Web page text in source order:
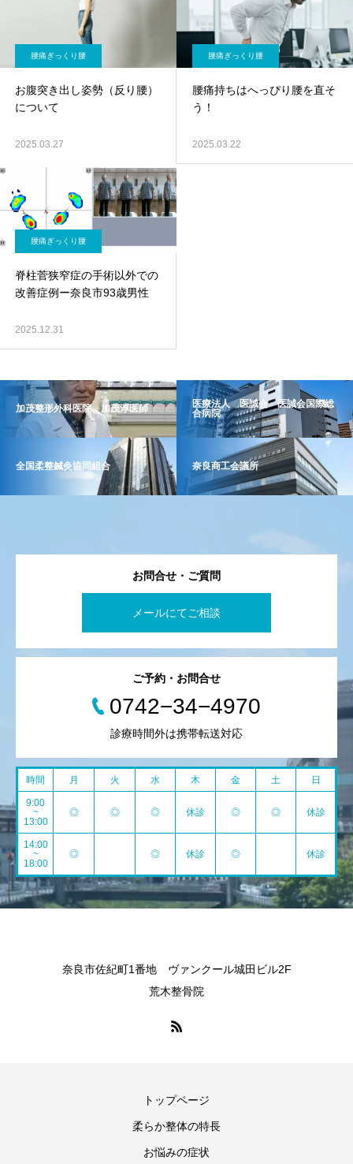
腰痛ぎっくり腰
お腹突き出し姿勢（反り腰）
について
2025.03.27
腰痛ぎっくり腰
腰痛持ちはへっぴり腰を直そ
う！
2025.03.22
腰痛ぎっくり腰
脊柱菅狭窄症の手術以外での
改善症例ー奈良市93歳男性
2025.12.31
加茂整形外科医院 加茂淳医師
医療法人 医誠会 医誠会国際総
合病院
全国柔整鍼灸協同組合 奈良商工会議所
お問合せ・ご質問
メールにてご相談
ご予約・お問合せ
0742−34−4970
診療時間外は携帯転送対応
時間 月 火 水 木 金 土 日
9:00
~
13:00
◎ ◎ ◎ 休診 ◎ ◎ 休診
14:00
~
18:00
◎ ◎ 休診 ◎ 休診
奈良市佐紀町1番地 ヴァンクール城田ビル2F
荒木整骨院
トップページ
柔らか整体の特長
お悩みの症状